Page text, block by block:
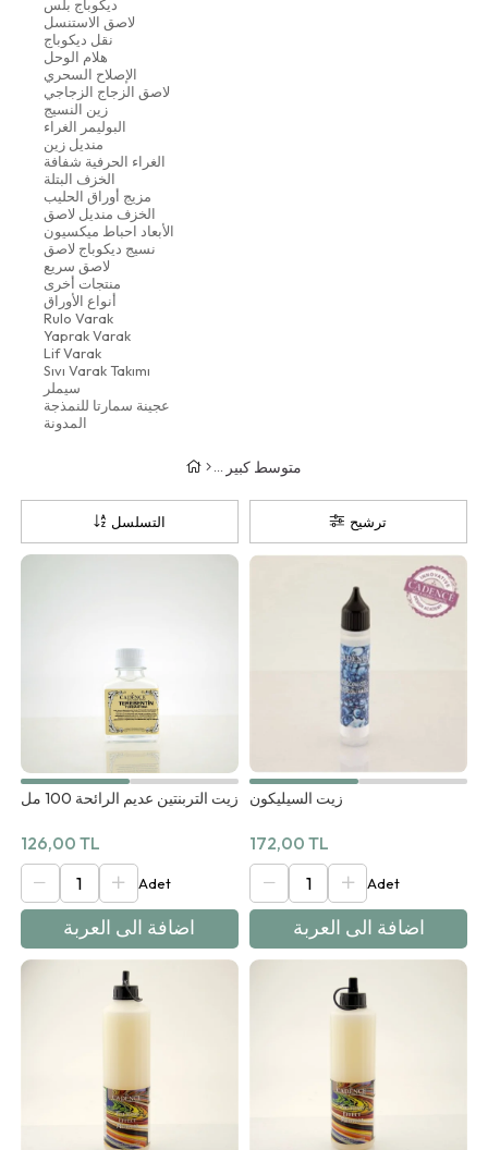
ديكوباج بلس
لاصق الاستنسل
نقل ديكوباج
هلام الوحل
الإصلاح السحري
لاصق الزجاج الزجاجي
زين النسيج
البوليمر الغراء
منديل زين
الغراء الحرفية شفافة
الخزف البتلة
مزيج أوراق الحليب
الخزف منديل لاصق
الأبعاد احباط ميكسيون
نسيج ديكوباج لاصق
لاصق سريع
منتجات أخرى
أنواع الأوراق
Rulo Varak
Yaprak Varak
Lif Varak
Sıvı Varak Takımı
سيملر
عجينة سمارتا للنمذجة
المدونة
متوسط كبير
ترشيح التسلسل
زيت التربنتين عديم الرائحة 100 مل
126,00 TL
اضافة الى العربة
زيت السيليكون
172,00 TL
اضافة الى العربة